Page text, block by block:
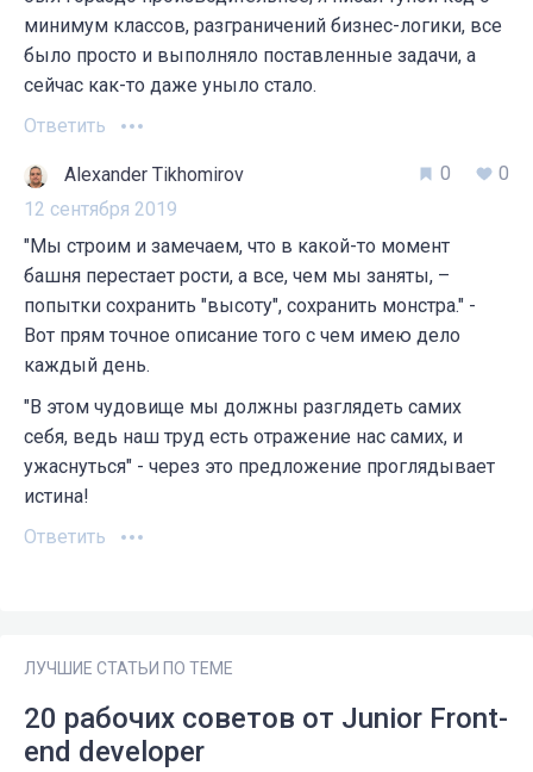
минимум классов, разграничений бизнес-логики, все
было просто и выполняло поставленные задачи, а
сейчас как-то даже уныло стало.
Ответить
Alexander Tikhomirov
12 сентября 2019
0 0
"Мы строим и замечаем, что в какой-то момент
башня перестает рости, а все, чем мы заняты, –
попытки сохранить "высоту", сохранить монстра." -
Вот прям точное описание того с чем имею дело
каждый день.
"В этом чудовище мы должны разглядеть самих
себя, ведь наш труд есть отражение нас самих, и
ужаснуться" - через это предложение проглядывает
истина!
Ответить
ЛУЧШИЕ СТАТЬИ ПО ТЕМЕ
20 рабочих советов от Junior Front-
end developer